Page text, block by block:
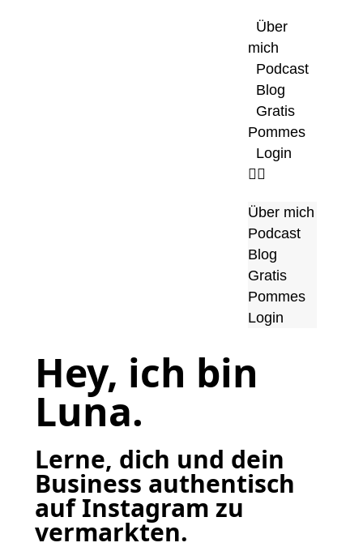
Über
mich
Podcast
Blog
Gratis
Pommes
Login
Über mich
Podcast
Blog
Gratis
Pommes
Login
Hey, ich bin
Luna.
Lerne, dich und dein
Business authentisch
auf Instagram zu
vermarkten.